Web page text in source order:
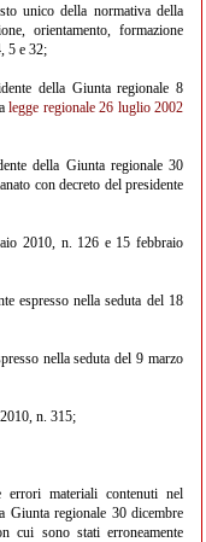
unico della normativa della
orientamento, formazione
5 e 32;
della Giunta regionale 8
legge regionale 26 luglio 2002
della Giunta regionale 30
con decreto del presidente
2010, n. 126 e 15 febbraio
espresso nella seduta del 18
nella seduta del 9 marzo
n. 315;
errori materiali contenuti nel
Giunta regionale 30 dicembre
cui sono stati erroneamente